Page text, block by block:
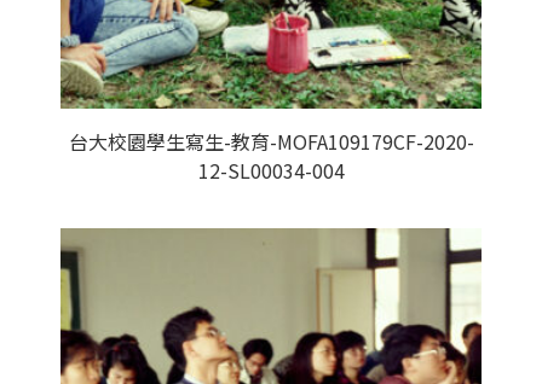
台大校園學生寫生-教育-MOFA109179CF-2020-
12-SL00034-004